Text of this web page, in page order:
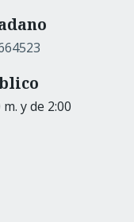
y de 2:00